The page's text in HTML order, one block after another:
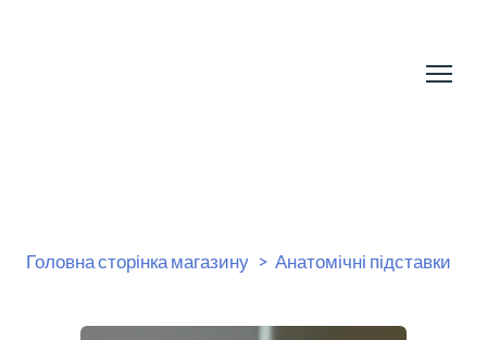
Головна сторінка магазину Анатомічні підставки